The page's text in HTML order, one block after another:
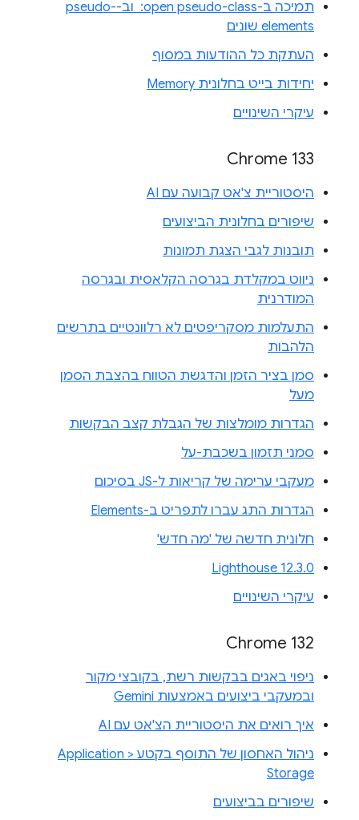
תמיכה ב-‎ :open pseudo-class וב-pseudo-
elements שונים
העתקת כל ההודעות במסוף
יחידות בייט בחלונית Memory
עיקרי השינויים
Chrome 133
היסטוריית צ'אט קבועה עם AI
שיפורים בחלונית הביצועים
תובנות לגבי הצגת תמונות
ניווט במקלדת בגרסה הקלאסית ובגרסה
המודרנית
התעלמות מסקריפטים לא רלוונטיים בתרשים
הלהבות
סמן בציר הזמן והדגשת הטווח בהצבת הסמן
מעל
הגדרות מומלצות של הגבלת קצב הבקשות
סמני תזמון בשכבת-על
מעקבי ערימה של קריאות ל-JS בסיכום
הגדרות התג עברו לתפריט ב-Elements
חלונית חדשה של 'מה חדש'
Lighthouse 12.3.0
עיקרי השינויים
Chrome 132
ניפוי באגים בבקשות רשת, בקובצי מקור
ובמעקבי ביצועים באמצעות Gemini
איך רואים את היסטוריית הצ'אט עם AI
ניהול האחסון של התוסף בקטע Application >
Storage
שיפורים בביצועים